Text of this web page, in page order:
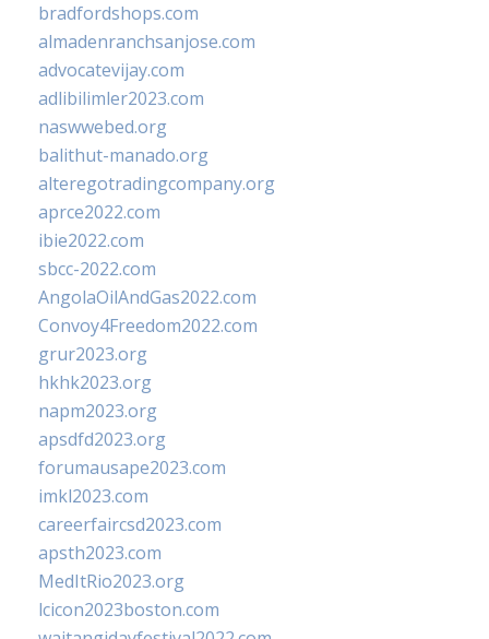
bradfordshops.com
almadenranchsanjose.com
advocatevijay.com
adlibilimler2023.com
naswwebed.org
balithut-manado.org
alteregotradingcompany.org
aprce2022.com
ibie2022.com
sbcc-2022.com
AngolaOilAndGas2022.com
Convoy4Freedom2022.com
grur2023.org
hkhk2023.org
napm2023.org
apsdfd2023.org
forumausape2023.com
imkl2023.com
careerfaircsd2023.com
apsth2023.com
MedItRio2023.org
lcicon2023boston.com